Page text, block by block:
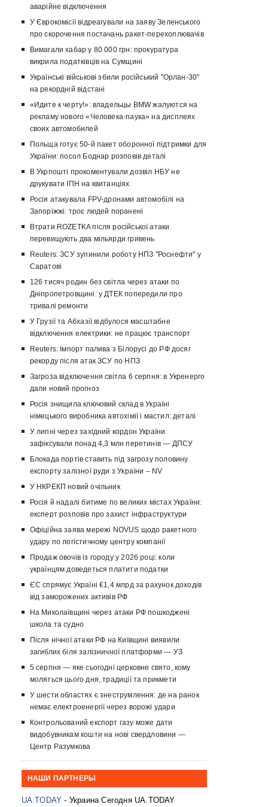
аварійне відключення
У Єврокомісії відреагували на заяву Зеленського
про скорочення постачань ракет-перехоплювачів
Вимагали хабар у 80 000 грн: прокуратура
викрила податківців на Сумщині
Українські військові збили російський "Орлан-30"
на рекордній відстані
«Идите к черту!»: владельцы BMW жалуются на
рекламу нового «Человека-паука» на дисплеях
своих автомобилей
Польща готує 50-й пакет оборонної підтримки для
України: посол Боднар розповів деталі
В Укрпошті прокоментували дозвіл НБУ не
друкувати ІПН на квитанціях
Росія атакувала FPV-дронами автомобілі на
Запоріжжі: троє людей поранені
Втрати ROZETKA після російської атаки
перевищують два мільярди гривень
Reuters: ЗСУ зупинили роботу НПЗ "Роснефти" у
Саратові
126 тисяч родин без світла через атаки по
Дніпропетровщині: у ДТЕК попередили про
тривалі ремонти
У Грузії та Абхазії відбулося масштабне
відключення електрики: не працює транспорт
Reuters: Імпорт палива з Білорусі до РФ досяг
рекорду після атак ЗСУ по НПЗ
Загроза відключення світла 6 серпня: в Укренерго
дали новий прогноз
Росія знищила ключовий склад в Україні
німецького виробника автохімії і мастил: деталі
У липні через західний кордон України
зафіксували понад 4,3 млн перетинів — ДПСУ
Блокада портів ставить під загрозу половину
експорту залізної руди з України – NV
У НКРЕКП новий очільник
Росія й надалі битиме по великих містах України:
експерт розповів про захист інфраструктури
Офіційна заява мережі NOVUS щодо ракетного
удару по логістичному центру компанії
Продаж овочів із городу у 2026 році: коли
українцям доведеться платити податки
ЄС спрямує Україні €1,4 млрд за рахунок доходів
від заморожених активів РФ
На Миколаївщині через атаки РФ пошкоджені
школа та судно
Після нічної атаки РФ на Київщині виявили
загиблих біля залізничної платформи — УЗ
5 серпня — яке сьогодні церковне свято, кому
моляться цього дня, традиції та прикмети
У шести областях є знеструмлення: де на ранок
немає електроенергії через ворожі удари
Контрольований експорт газу може дати
видобувникам кошти на нові свердловини —
Центр Разумкова
НАШИ ПАРТНЕРЫ
UA.TODAY - Украина Сегодня UA.TODAY